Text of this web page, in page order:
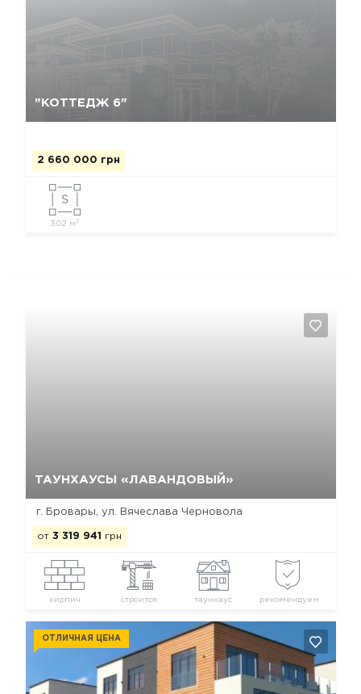
"КОТТЕДЖ 6"
2 660 000 грн
302 м2
ТАУНХАУСЫ «ЛАВАНДОВЫЙ»
г. Бровары, ул. Вячеслава Черновола
от 3 319 941 грн
кирпич строится таунхаус рекомендуем
ОТЛИЧНАЯ ЦЕНА